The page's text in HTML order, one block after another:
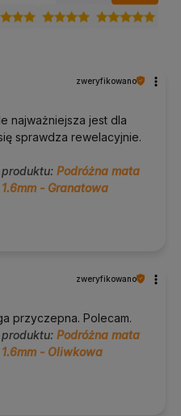
zweryfikowano
najważniejsza jest dla
sprawdza rewelacyjnie.
Podróżna mata
- Granatowa
zweryfikowano
przyczepna. Polecam.
Podróżna mata
- Oliwkowa